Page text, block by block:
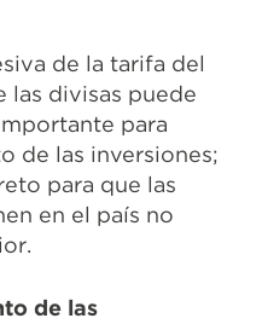
de la tarifa del
las divisas puede
para
de las inversiones;
para que las
en el país no
de las